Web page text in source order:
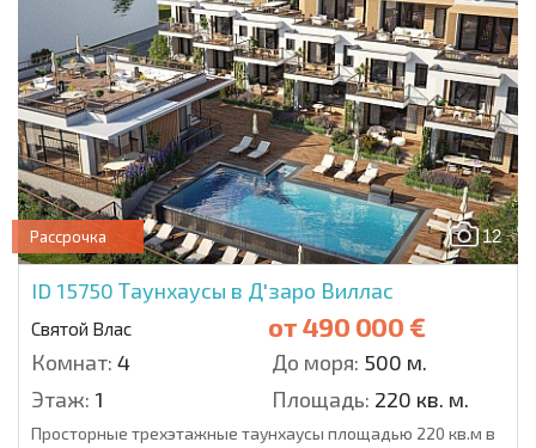
12
Рассрочка
ID 15750 Таунхаусы в Д'заро Виллас
Святой Влас от490 000 €
Комнат: 4 До моря: 500 м.
Этаж: 1 Площадь: 220 кв. м.
Просторные трехэтажные таунхаусы площадью 220 кв.м в